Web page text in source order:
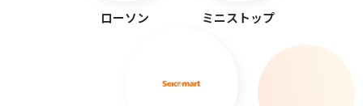
ローソン ミニストップ